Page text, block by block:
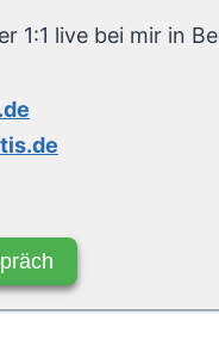
1:1 live bei mir in